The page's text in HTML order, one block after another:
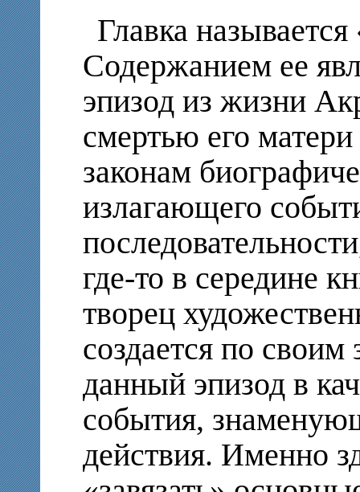
Главка
Содержанием ее
эпизод из жизни
смертью его
законам
излагающего
где-то в середине
творец
создается по своим
данный эпизод в
события,
действия. Именно